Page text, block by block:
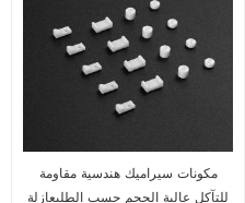
مكونات سيراميك هندسية مقاومة
للتآكل عالية الحجم حسب الطلبعازلة